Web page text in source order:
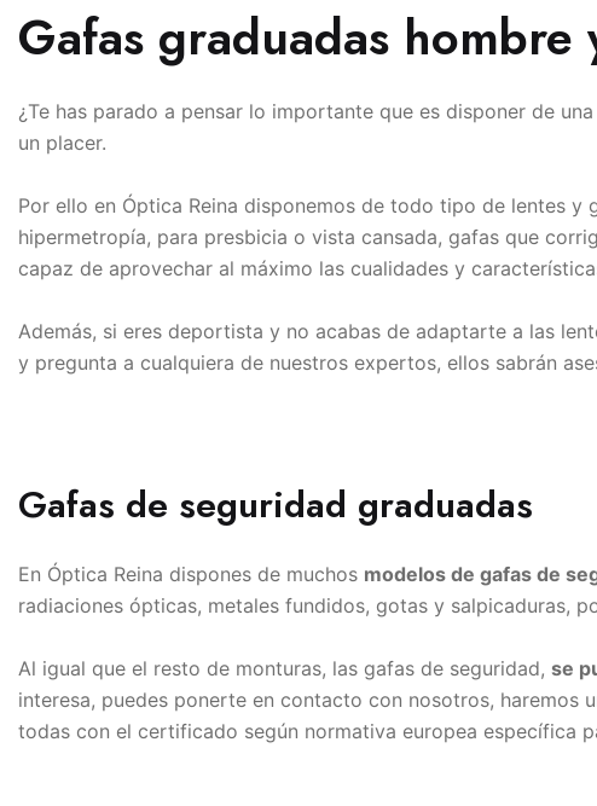
Gafas graduadas hombre
¿Te has parado a pensar lo importante que es disponer de
un placer.
Por ello en Óptica Reina disponemos de todo tipo de lentes
hipermetropía, para presbicia o vista cansada, gafas que
capaz de aprovechar al máximo las cualidades y
Además, si eres deportista y no acabas de adaptarte a las
y pregunta a cualquiera de nuestros expertos, ellos sabrán
Gafas de seguridad graduadas
En Óptica Reina dispones de muchos modelos de gafas de
radiaciones ópticas, metales fundidos, gotas y salpicaduras,
Al igual que el resto de monturas, las gafas de seguridad, se
interesa, puedes ponerte en contacto con nosotros, haremos
todas con el certificado según normativa europea específica